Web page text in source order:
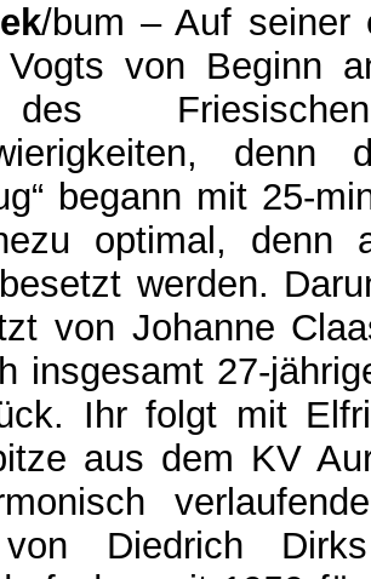
/bum – Auf seiner
Vogts von Beginn
Friesischen-
denn
begann mit 25-
optimal, denn
werden.
von Johanne
insgesamt 27-
Ihr folgt mit
aus dem KV
Diedrich